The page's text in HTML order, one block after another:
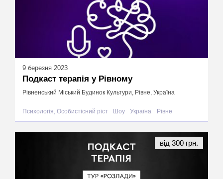
9 березня 2023
Подкаст терапія у Рівному
Рівненський Міський Будинок Культури, Рівне, Україна
Психологія, Особистісний ріст Шоу Україна Рівне
від 300 грн.